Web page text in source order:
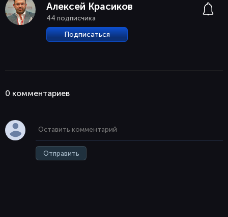
Алексей Красиков
44 подписчика
Подписаться
0 комментaриев
Отправить